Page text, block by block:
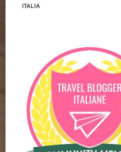
ITALIA